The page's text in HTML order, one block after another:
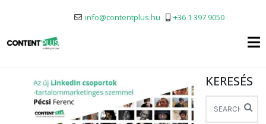
info@contentplus.hu +36 1 397 9050
KERESÉS